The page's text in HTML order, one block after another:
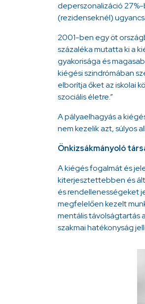
deperszonalizáció
(rezidenseknél)
2001-ben egy öt
százaléka mutatta ki a
gyakorisága és
kiégési szindrómában
elborítja őket az iskolai
szociális életre.”
A pályaelhagyás a
nem kezelik azt, súlyos
Önkizsákmányoló
A kiégés fogalmát és
kiterjesztettebben és
és rendellenességeket
megfelelően kezelt
mentális távolságtartás
szakmai hatékonyság